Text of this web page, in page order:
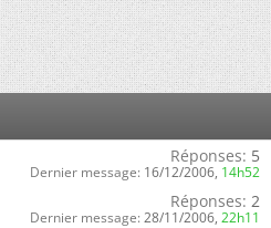
Réponses: 5
Dernier message: 16/12/2006, 14h52
Réponses: 2
Dernier message: 28/11/2006, 22h11